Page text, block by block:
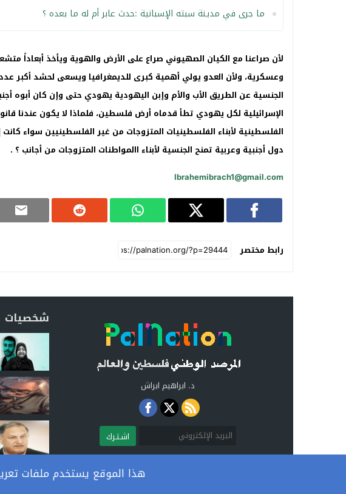
ما جرى في مدينة سبته الإسبانية :حدث عابر أم له ما بعده ؟
لأن صراعنا مع الكيان الصهيوني صراع على الأرض والهوية ويأخذ أبعاداً
وعسكرية، ولأن العدو يولي أهمية كبرى للديمغرافيا ويسعى لحشد أكبر
الجنسية عن الطريق الأب والأم وإبن اليهودية يهودي حتى وإن كان أبوه
الإسرائيلية لكل يهودي تطأ قدماه أرض فلسطين، فلماذا لا يكون عندنا
الفلسطينية لأبناء الفلسطينيات المتزوجات من غير الفلسطينيين سواء
دول أجنبية وعربية تمنح الجنسية لأبناء االمواطنات المتزوجات من أجانب ؟ .
Ibrahemibrach1@gmail.com
رابط مختصر
د. ابراهيم ابراش
اشـتـرك
شخصيات
هذا الموقع يستخدم ملفات